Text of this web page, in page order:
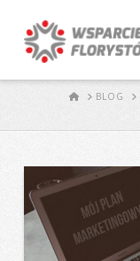
STARTBLOG